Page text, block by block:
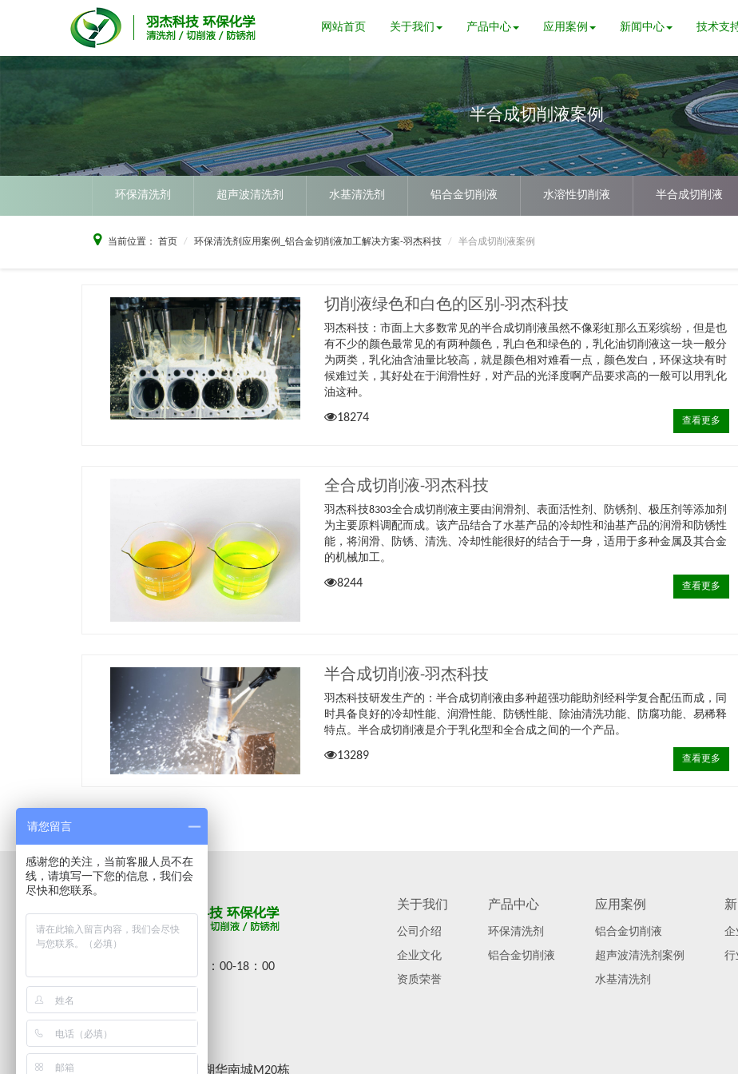
网站首页 关于我们 产品中心 应用案例 新闻中心 技术支
半合成切削液案例
环保清洗剂 超声波清洗剂 水基清洗剂 铝合金切削液 水溶性切削液 半合成切削液
当前位置： 首页 环保清洗剂应用案例_铝合金切削液加工解决方案-羽杰科技 半合成切削液案例
切削液绿色和白色的区别-羽杰科技
羽杰科技：市面上大多数常见的半合成切削液虽然不像彩虹那么五彩缤纷，但是也
有不少的颜色最常见的有两种颜色，乳白色和绿色的，乳化油切削液这一块一般分
为两类，乳化油含油量比较高，就是颜色相对难看一点，颜色发白，环保这块有时
候难过关，其好处在于润滑性好，对产品的光泽度啊产品要求高的一般可以用乳化
油这种。
18274 查看更多
全合成切削液-羽杰科技
羽杰科技8303全合成切削液​主要由润滑剂、表面活性剂、防锈剂、极压剂等添加剂
为主要原料调配而成。该产品结合了水基产品的冷却性和油基产品的润滑和防锈性
能，将润滑、防锈、清洗、冷却性能很好的结合于一身，适用于多种金属及其合金
的机械加工。
8244 查看更多
半合成切削液-羽杰科技
羽杰科技研发生产的：半合成切削液由多种超强功能助剂经科学复合配伍而成，同
时具备良好的冷却性能、润滑性能、防锈性能、除油清洗功能、防腐功能、易稀释
特点。半合成切削液是介于乳化型和全合成之间的一个产品。
13289 查看更多
09：00-18：00
183-0000-2010
wphok@139.com
深圳市龙岗区平湖华南城M20栋
关于我们
公司介绍
企业文化
资质荣誉
产品中心
环保清洗剂
铝合金切削液
应用案例
铝合金切削液
超声波清洗剂案例
水基清洗剂
企
行
请您留言
感谢您的关注，当前客服人员不在
线，请填写一下您的信息，我们会
尽快和您联系。